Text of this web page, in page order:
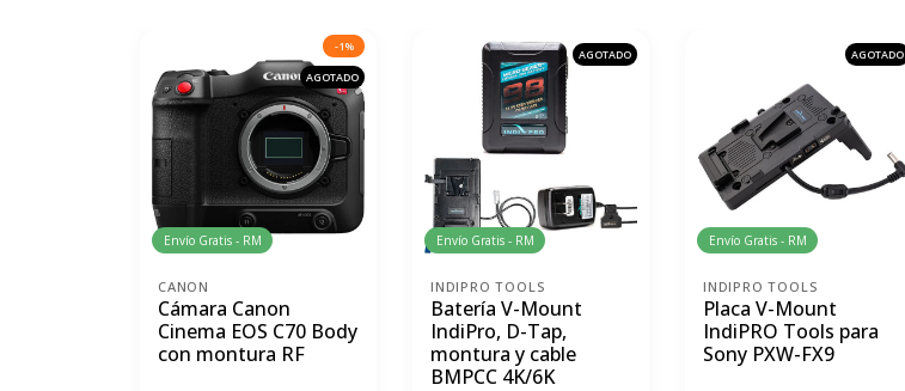
-1%
AGOTADO
Envío Gratis - RM
CANON
Cámara Canon
Cinema EOS C70 Body
con montura RF
AGOTADO
Envío Gratis - RM
INDIPRO TOOLS
Batería V-Mount
IndiPro, D-Tap,
montura y cable
BMPCC 4K/6K
AGOTADO
Envío Gratis - RM
INDIPRO TOOLS
Placa V-Mount
IndiPRO Tools para
Sony PXW-FX9